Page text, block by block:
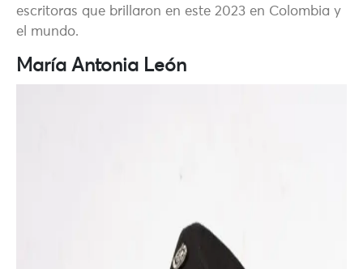
escritoras que brillaron en este 2023 en Colombia y
el mundo.
María Antonia León